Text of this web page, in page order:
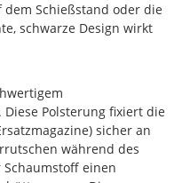
Schießstand oder die
schwarze Design wirkt
Polsterung fixiert die
sicher an
während des
einen